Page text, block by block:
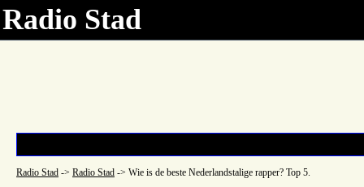
Radio Stad
Radio Stad -> Radio Stad -> Wie is de beste Nederlandstalige rapper? Top 5.